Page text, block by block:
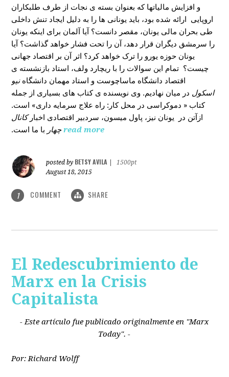
و افزایش مالیاتها که بعنوان بسته ی نجات از طرف طلبکاران
اروپایی ارائه شده بود، باید یونانی ها را به دلیل ایجاد تنش داخلی
طی بحران مالی یونان، مقصر دانست؟ آیا آلمان برای اینکه یونان
را سرمشق دیگران قرار دهد، آن را تحت فشار خواهد گذاشت؟ آیا
یونان حوزه یورو را ترک خواهد کرد؟ اثر آن بر اقتصاد جهانی
چیست؟ تمام این سوالات را با ریچارد ولف، استاد بازنشسته ی
اقتصاد دانشگاه ماساچوست و استاد مهمان دانشگاهنیو
اسکول در میان نهادیم. وی نویسنده ی کتاب های بسیاری از جمله
کتاب « دموکراسی در محل کار: راه علاج سرمایه داری» است.
ازآتن در یونان نیز، پاول میسون، سردبیر اقتصادی اخبارکانال
چهار با ما است. read more
posted by BETSY AVILA
1500pt
August 18, 2015
1 COMMENT SHARE
El Redescubrimiento de
Marx en la Crisis
Capitalista
- Este artículo fue publicado originalmente en "Marx
Today". -
Por: Richard Wolff